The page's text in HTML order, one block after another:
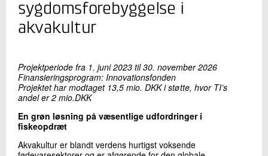
+45 72 20 29 69
Send e-mail
Skriv til mig
sygdomsforebyggelse i
akvakultur
Projektperiode fra 1. juni 2023 til 30. november 2026
Finansieringsprogram: Innovationsfonden
Projektet har modtaget 13,5 mio. DKK i støtte, hvor TI’s
andel er 2 mio.DKK
En grøn løsning på væsentlige udfordringer i
fiskeopdræt
Akvakultur er blandt verdens hurtigst voksende